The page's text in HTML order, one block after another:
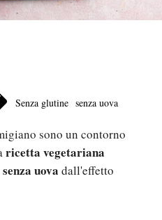
Senza glutine senza uova
sono un contorno
ricetta vegetariana
uova dall'effetto